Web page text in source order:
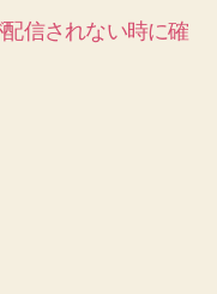
配信されない時に確